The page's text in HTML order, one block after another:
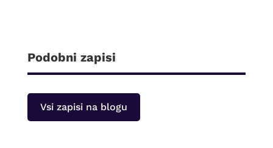
Podobni zapisi
Vsi zapisi na blogu